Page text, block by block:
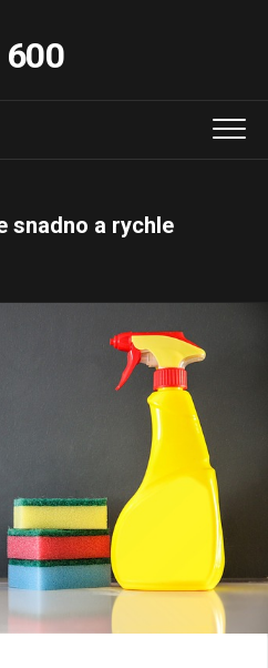
600
snadno a rychle